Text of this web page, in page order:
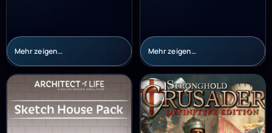
Mehr zeigen… Mehr zeigen…